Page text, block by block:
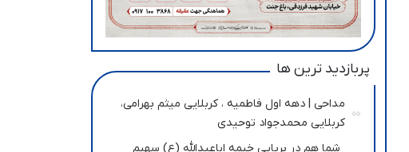
پربازدید ترین ها
مداحی | دهه اول فاطمیه ، کربلایی میثم بهرامی،
کربلایی محمدجواد توحیدی
شما هم در برپایی خیمه اباعبدالله (ع) سهیم